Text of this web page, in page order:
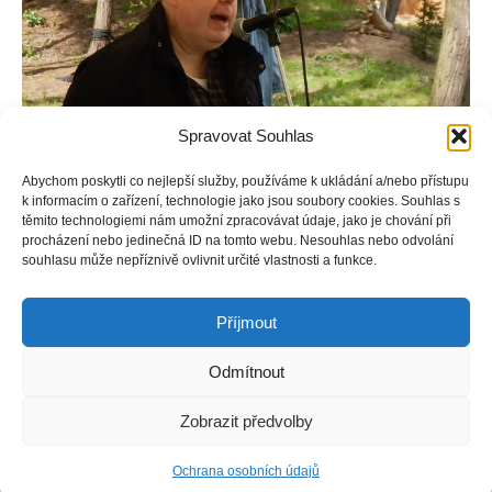
Spravovat Souhlas
Abychom poskytli co nejlepší služby, používáme k ukládání a/nebo přístupu
k informacím o zařízení, technologie jako jsou soubory cookies. Souhlas s
těmito technologiemi nám umožní zpracovávat údaje, jako je chování při
procházení nebo jedinečná ID na tomto webu. Nesouhlas nebo odvolání
souhlasu může nepříznivě ovlivnit určité vlastnosti a funkce.
Příjmout
Odmítnout
Zobrazit předvolby
Ochrana osobních údajů
Davida Růžičky.
SEO